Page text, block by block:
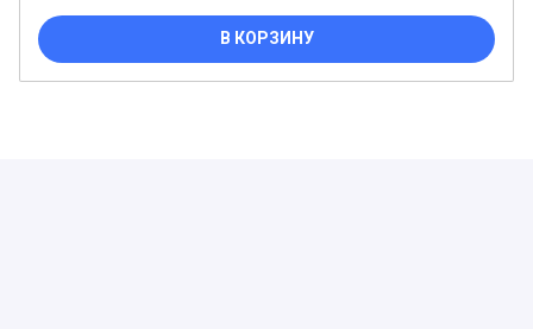
В КОРЗИНУ